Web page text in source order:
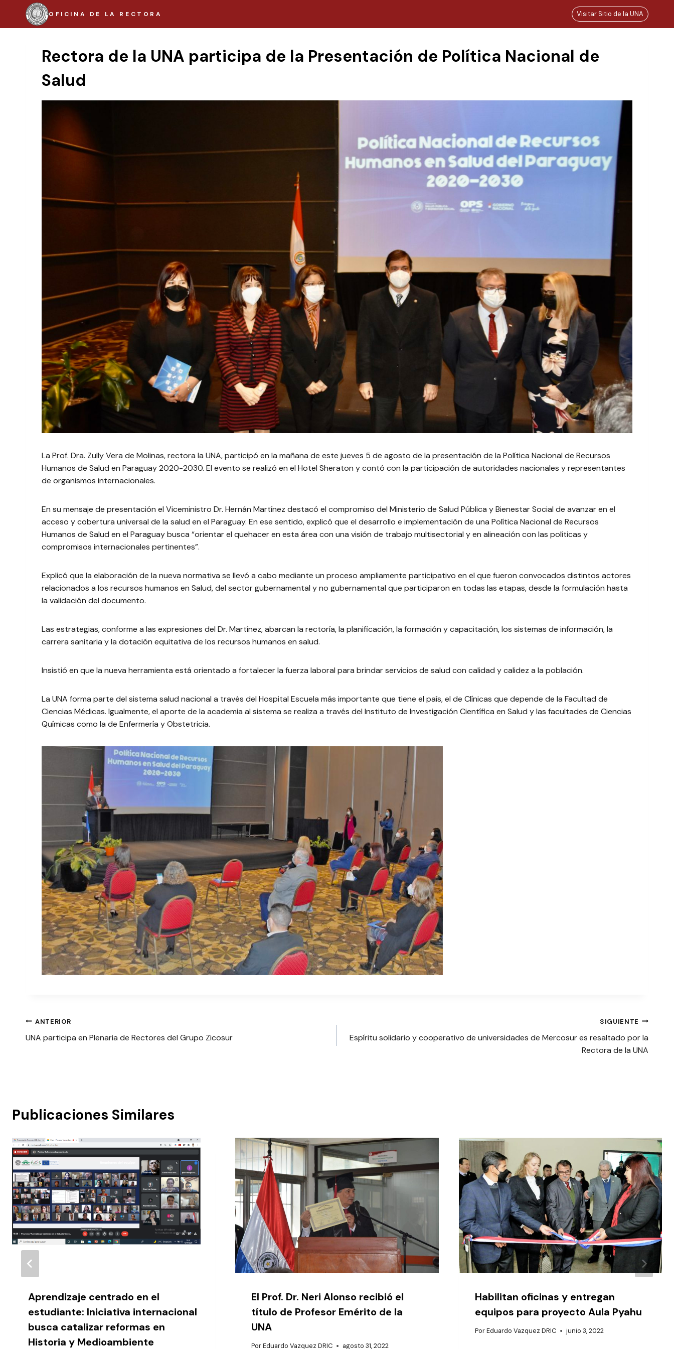
contenido
OFICINA DE LA RECTORA Visitar Sitio de la UNA
Rectora de la UNA participa de la Presentación de Política Nacional de
Salud
La Prof. Dra. Zully Vera de Molinas, rectora la UNA, participó en la mañana de este jueves 5 de agosto de la presentación de la Política Nacional de Recursos
Humanos de Salud en Paraguay 2020-2030. El evento se realizó en el Hotel Sheraton y contó con la participación de autoridades nacionales y representantes
de organismos internacionales.
En su mensaje de presentación el Viceministro Dr. Hernán Martínez destacó el compromiso del Ministerio de Salud Pública y Bienestar Social de avanzar en el
acceso y cobertura universal de la salud en el Paraguay. En ese sentido, explicó que el desarrollo e implementación de una Política Nacional de Recursos
Humanos de Salud en el Paraguay busca “orientar el quehacer en esta área con una visión de trabajo multisectorial y en alineación con las políticas y
compromisos internacionales pertinentes”.
Explicó que la elaboración de la nueva normativa se llevó a cabo mediante un proceso ampliamente participativo en el que fueron convocados distintos actores
relacionados a los recursos humanos en Salud, del sector gubernamental y no gubernamental que participaron en todas las etapas, desde la formulación hasta
la validación del documento.
Las estrategias, conforme a las expresiones del Dr. Martínez, abarcan la rectoría, la planificación, la formación y capacitación, los sistemas de información, la
carrera sanitaria y la dotación equitativa de los recursos humanos en salud.
Insistió en que la nueva herramienta está orientado a fortalecer la fuerza laboral para brindar servicios de salud con calidad y calidez a la población.
La UNA forma parte del sistema salud nacional a través del Hospital Escuela más importante que tiene el país, el de Clínicas que depende de la Facultad de
Ciencias Médicas. Igualmente, el aporte de la academia al sistema se realiza a través del Instituto de Investigación Científica en Salud y las facultades de Ciencias
Químicas como la de Enfermería y Obstetricia.
Navegación
de
ANTERIOR
UNA participa en Plenaria de Rectores del Grupo Zicosur
SIGUIENTE
Espíritu solidario y cooperativo de universidades de Mercosur es resaltado por la
Rectora de la UNA
Publicaciones Similares
Aprendizaje centrado en el
estudiante: Iniciativa internacional
busca catalizar reformas en
Historia y Medioambiente
El Prof. Dr. Neri Alonso recibió el
título de Profesor Emérito de la
UNA
Por Eduardo Vazquez DRIC agosto 31, 2022
Habilitan oficinas y entregan
equipos para proyecto Aula Pyahu
PorEduardo Vazquez DRIC junio 3, 2022